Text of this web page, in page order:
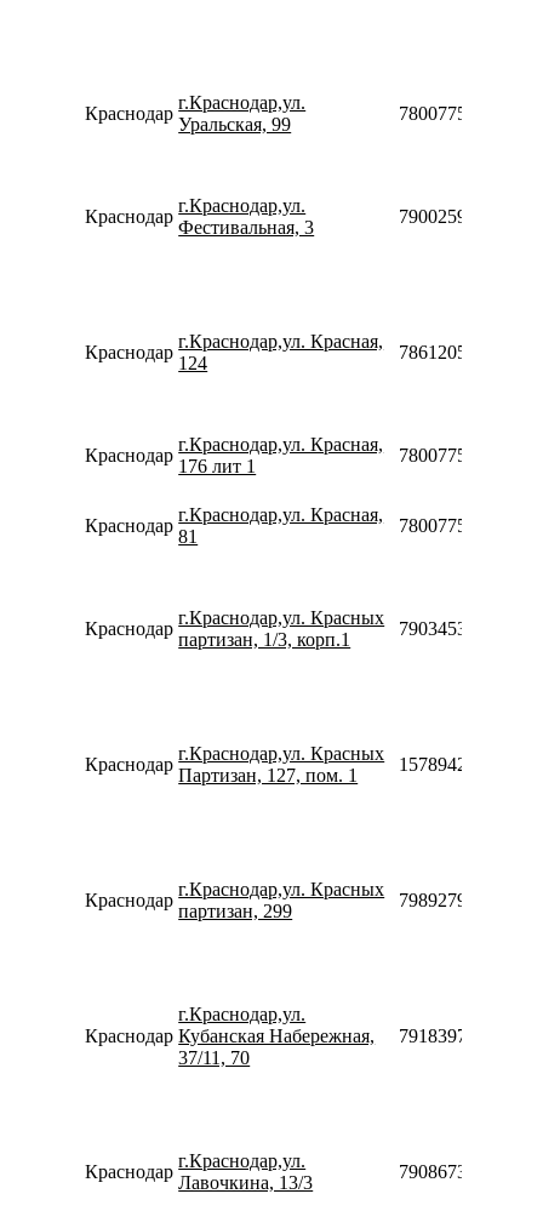
Краснодар
г.Краснодар,ул.
Уральская, 99
78007753553
Краснодар
г.Краснодар,ул.
Фестивальная, 3
79002599031
Краснодар
г.Краснодар,ул. Красная,
124
78612050210
Краснодар
г.Краснодар,ул. Красная,
176 лит 1
78007753553
Краснодар
г.Краснодар,ул. Красная,
81
78007753553
Краснодар
г.Краснодар,ул. Красных
партизан, 1/3, корп.1
79034533850
Краснодар
г.Краснодар,ул. Красных
Партизан, 127, пом. 1
157894270683
Краснодар
г.Краснодар,ул. Красных
партизан, 299
79892795000
Краснодар
г.Краснодар,ул.
Кубанская Набережная,
37/11, 70
79183972698
Краснодар
г.Краснодар,ул.
Лавочкина, 13/3
79086731739